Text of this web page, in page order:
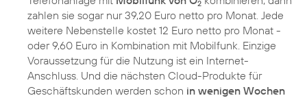
2
zahlen sie sogar nur 39,20 Euro netto pro Monat. Jede
weitere Nebenstelle kostet 12 Euro netto pro Monat -
oder 9,60 Euro in Kombination mit Mobilfunk. Einzige
Voraussetzung für die Nutzung ist ein Internet-
Anschluss. Und die nächsten Cloud-Produkte für
Geschäftskunden werden schon in wenigen Wochen